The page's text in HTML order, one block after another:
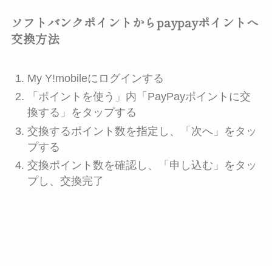
ソフトバンクポイントからpaypayポイントへ
交換方法
My Y!mobileにログインする
「ポイントを使う」内「PayPayポイントに交
換する」をタップする
交換するポイント数を指定し、「次へ」をタッ
プする
交換ポイント数を確認し、「申し込む」をタッ
プし、交換完了